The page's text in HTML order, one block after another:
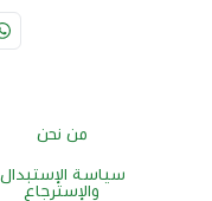
من نحن
سياسة الإستبدال
والإسترجاع